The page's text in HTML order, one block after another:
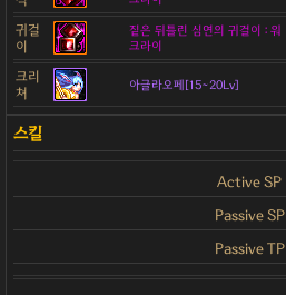
귀걸
이
짙은 뒤틀린 심연의 귀걸이 : 워
크라이
크리
쳐
아글라오페[15~20Lv]
Active SP
Passive SP
Passive TP